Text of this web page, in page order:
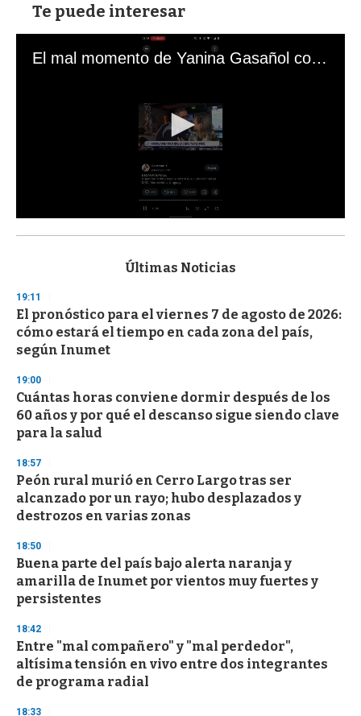
Te puede interesar
El mal momento de Yanina Gasañol con un hincha argentino en "Subrayado"
s
d
s
o
f
3
s
e
c
o
n
d
Últimas Noticias
19:11
El pronóstico para el viernes 7 de agosto de 2026:
cómo estará el tiempo en cada zona del país,
según Inumet
19:00
Cuántas horas conviene dormir después de los
60 años y por qué el descanso sigue siendo clave
para la salud
18:57
Peón rural murió en Cerro Largo tras ser
alcanzado por un rayo; hubo desplazados y
destrozos en varias zonas
18:50
Buena parte del país bajo alerta naranja y
amarilla de Inumet por vientos muy fuertes y
persistentes
18:42
Entre "mal compañero" y "mal perdedor",
altísima tensión en vivo entre dos integrantes
de programa radial
18:33